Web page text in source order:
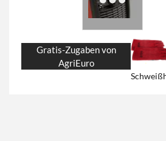
Gratis-Zugaben von
AgriEuro